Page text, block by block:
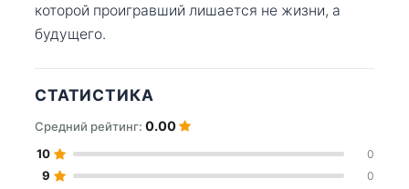
которой проигравший лишается не жизни, а
будущего.
СТАТИСТИКА
Средний рейтинг: 0.00
10 0
9 0